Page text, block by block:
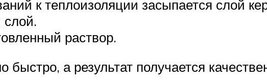
к теплоизоляции засыпается слой
раствор.
быстро, а результат получается